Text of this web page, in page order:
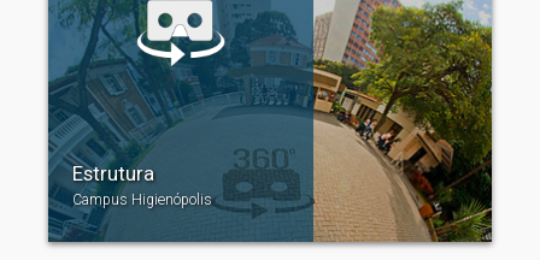
Estrutura
Campus Higienópolis